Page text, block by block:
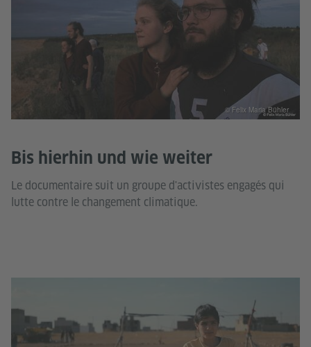
Bis hierhin und wie weiter
Le documentaire suit un groupe d'activistes engagés qui
lutte contre le changement climatique.
© Felix Maria Bühler